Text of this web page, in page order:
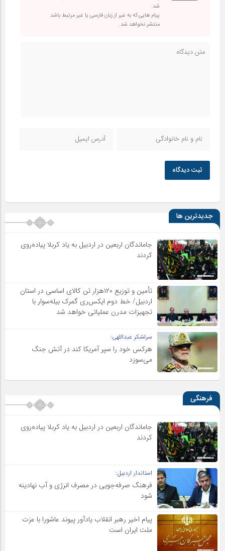
شد.
پیام هایی که به غیر از زبان فارسی یا غیر مرتبط باشد
منتشر نخواهد شد.
ثبت دیدگاه
جدیدترین ها
جاماندگان اربعین در اردبیل به یاد کربلا پیاده‌روی
کردند
تأمین و توزیع ۱۲۰هزار تن کالای اساسی در استان
اردبیل/ خط دوم ایکس‌ری گمرک بیله‌سوار با
تجهیزات مدرن عملیاتی خواهد شد
سرلشکر عبداللهی:
هرکس خود را سپر آمریکا کند در آتش جنگ
می‌سوزد
فرهنگی
جاماندگان اربعین در اردبیل به یاد کربلا پیاده‌روی
کردند
استاندار اردبیل:
فرهنگ صرفه‌جویی در مصرف انرژی و آب نهادینه
شود
پیام اخیر رهبر انقلاب یادآور پیوند عاشورا با عزت
ملت ایران است